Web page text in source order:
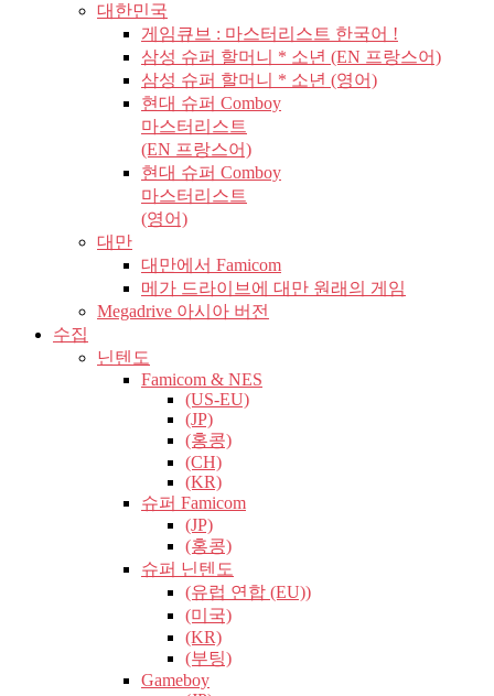
대한민국
게임큐브 : 마스터리스트 한국어 !
삼성 슈퍼 할머니 * 소년 (EN 프랑스어)
삼성 슈퍼 할머니 * 소년 (영어)
현대 슈퍼 Comboy
마스터리스트
(EN 프랑스어)
현대 슈퍼 Comboy
마스터리스트
(영어)
대만
대만에서 Famicom
메가 드라이브에 대만 원래의 게임
Megadrive 아시아 버전
수집
닌텐도
Famicom & NES
(US-EU)
(JP)
(홍콩)
(CH)
(KR)
슈퍼 Famicom
(JP)
(홍콩)
슈퍼 닌텐도
(유럽​​ 연합 (EU))
(미국)
(KR)
(부팅)
Gameboy